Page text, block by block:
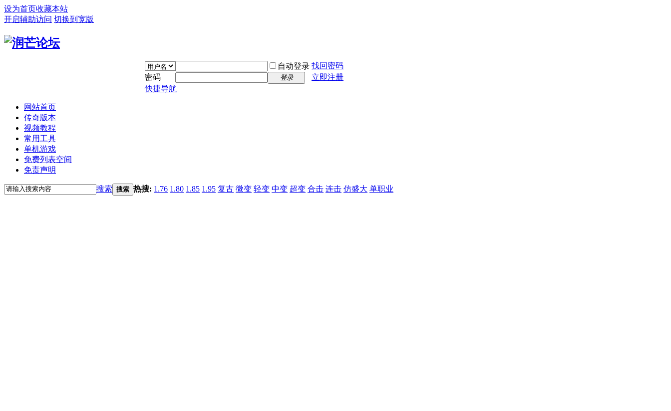
设为首页收藏本站
开启辅助访问 切换到宽版
自动登录 找回密码
密码
登录
立即注册
快捷导航
网站首页
传奇版本
视频教程
常用工具
单机游戏
免费列表空间
免责声明
搜索 搜索 热搜: 1.76 1.80 1.85 1.95 复古 微变 轻变 中变 超变 合击 连击 仿盛大 单职业